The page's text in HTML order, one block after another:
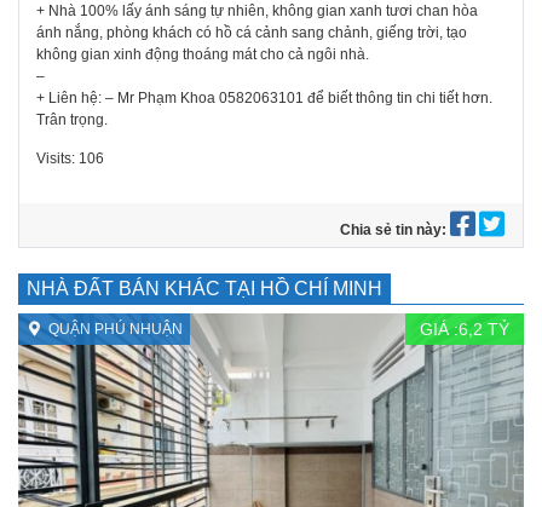
+ Nhà 100% lấy ánh sáng tự nhiên, không gian xanh tươi chan hòa
ánh nắng, phòng khách có hồ cá cảnh sang chảnh, giếng trời, tạo
không gian xinh động thoáng mát cho cả ngôi nhà.
–
+ Liên hệ: – Mr Phạm Khoa 0582063101 để biết thông tin chi tiết hơn.
Trân trọng.
Visits: 106
Chia sẻ tin này:
NHÀ ĐẤT BÁN KHÁC TẠI HỒ CHÍ MINH
QUẬN PHÚ NHUẬN GIÁ :6,2 TỶ